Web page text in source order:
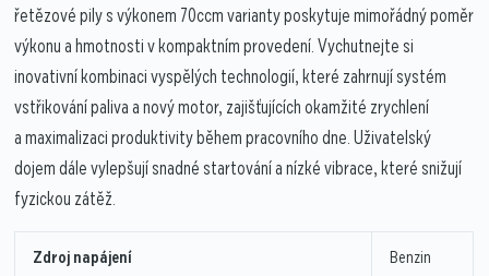
řetězové pily s výkonem 70ccm varianty poskytuje mimořádný poměr
výkonu a hmotnosti v kompaktním provedení. Vychutnejte si
inovativní kombinaci vyspělých technologií, které zahrnují systém
vstřikování paliva a nový motor, zajišťujících okamžité zrychlení
a maximalizaci produktivity během pracovního dne. Uživatelský
dojem dále vylepšují snadné startování a nízké vibrace, které snižují
fyzickou zátěž.
Zdroj napájení Benzin